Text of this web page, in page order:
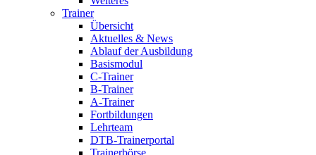
Trainer
Übersicht
Aktuelles & News
Ablauf der Ausbildung
Basismodul
C-Trainer
B-Trainer
A-Trainer
Fortbildungen
Lehrteam
DTB-Trainerportal
Trainerbörse